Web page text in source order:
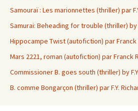
Samouraï : Les marionnettes (thriller) par
Samurai: Beheading for trouble (thriller) by
Hippocampe Twist (autofiction) par Franck
Mars 2221, roman (autofiction) par Franck
Commissioner B. goes south (thriller) by
B. comme Bongarçon (thriller) par F.Y.